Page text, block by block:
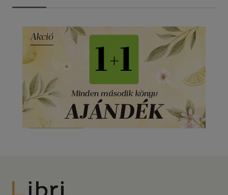
Libri